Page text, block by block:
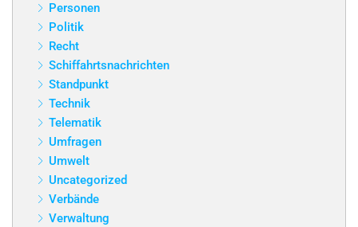
Personen
Politik
Recht
Schiffahrtsnachrichten
Standpunkt
Technik
Telematik
Umfragen
Umwelt
Uncategorized
Verbände
Verwaltung